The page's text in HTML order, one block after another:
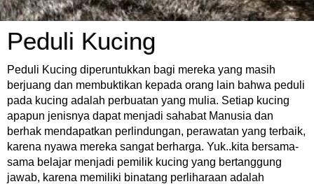
Peduli Kucing
Peduli Kucing diperuntukkan bagi mereka yang masih
berjuang dan membuktikan kepada orang lain bahwa peduli
pada kucing adalah perbuatan yang mulia. Setiap kucing
apapun jenisnya dapat menjadi sahabat Manusia dan
berhak mendapatkan perlindungan, perawatan yang terbaik,
karena nyawa mereka sangat berharga. Yuk..kita bersama-
sama belajar menjadi pemilik kucing yang bertanggung
jawab, karena memiliki binatang perliharaan adalah